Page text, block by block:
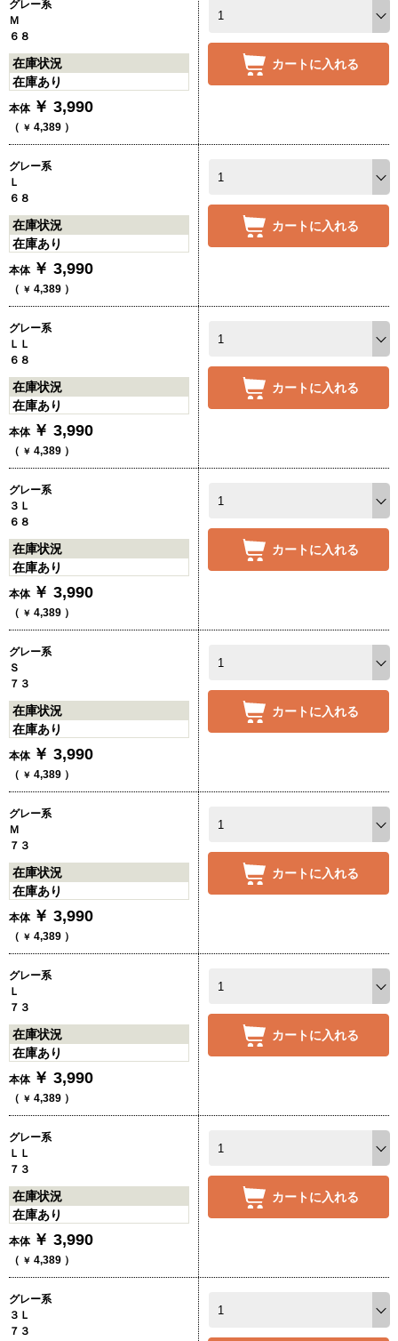
グレー系
Ｍ
６８
在庫状況
在庫あり
本体 ￥ 3,990
（ ￥ 4,389 ）
カートに入れる
グレー系
Ｌ
６８
在庫状況
在庫あり
本体 ￥ 3,990
（ ￥ 4,389 ）
カートに入れる
グレー系
ＬＬ
６８
在庫状況
在庫あり
本体 ￥ 3,990
（ ￥ 4,389 ）
カートに入れる
グレー系
３Ｌ
６８
在庫状況
在庫あり
本体 ￥ 3,990
（ ￥ 4,389 ）
カートに入れる
グレー系
Ｓ
７３
在庫状況
在庫あり
本体 ￥ 3,990
（ ￥ 4,389 ）
カートに入れる
グレー系
Ｍ
７３
在庫状況
在庫あり
本体 ￥ 3,990
（ ￥ 4,389 ）
カートに入れる
グレー系
Ｌ
７３
在庫状況
在庫あり
本体 ￥ 3,990
（ ￥ 4,389 ）
カートに入れる
グレー系
ＬＬ
７３
在庫状況
在庫あり
本体 ￥ 3,990
（ ￥ 4,389 ）
カートに入れる
グレー系
３Ｌ
７３